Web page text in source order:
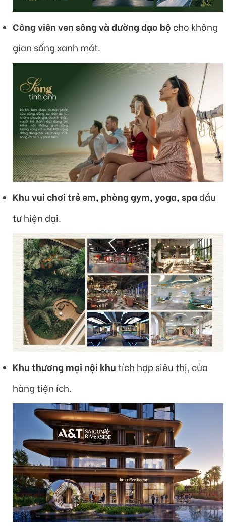
Công viên ven sông và đường dạo bộ cho không
gian sống xanh mát.
Khu vui chơi trẻ em, phòng gym, yoga, spa đầu
tư hiện đại.
Khu thương mại nội khutích hợp siêu thị, cửa
hàng tiện ích.